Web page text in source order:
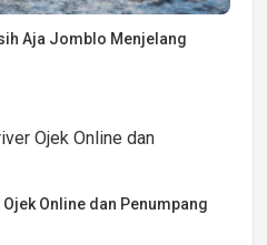
Aja Jomblo Menjelang
Online dan Penumpang